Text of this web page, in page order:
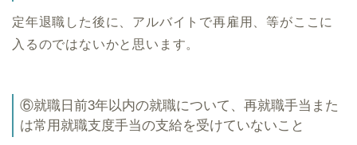
定年退職した後に、アルバイトで再雇用、等がここに
入るのではないかと思います。
⑥就職日前3年以内の就職について、再就職手当また
は常用就職支度手当の支給を受けていないこと